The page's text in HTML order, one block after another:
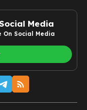
Media
Social Media